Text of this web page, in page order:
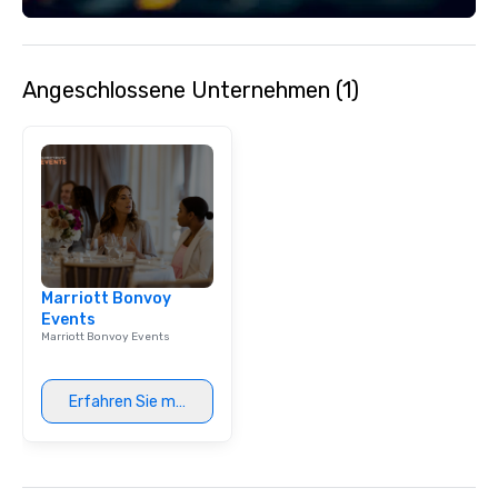
Angeschlossene Unternehmen (1)
Marriott Bonvoy
Events
Marriott Bonvoy Events
Erfahren Sie mehr